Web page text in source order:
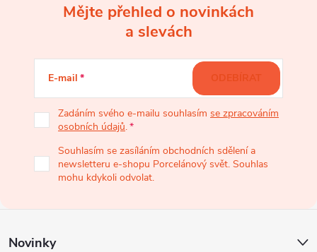
í
Mějte přehled o novinkách
a slevách
E-mail
Zadáním svého e-mailu souhlasím se zpracováním
osobních údajů.
Souhlasím se zasíláním obchodních sdělení a
newsletteru e-shopu Porcelánový svět. Souhlas
mohu kdykoli odvolat.
ODEBÍRAT
Novinky